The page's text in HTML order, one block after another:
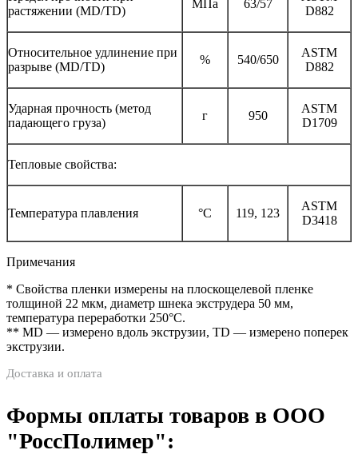
растяжении (MD/TD)
МПа 63/57
D882
Относительное удлинение при
разрыве (MD/TD)
% 540/650
ASTM
D882
Ударная прочность (метод
падающего груза)
г 950
ASTM
D1709
Тепловые свойства:
Температура плавления °С 119, 123
ASTM
D3418
Примечания
* Свойства пленки измерены на плоскощелевой пленке
толщиной 22 мкм, диаметр шнека экструдера 50 мм,
температура переработки 250°C.
** MD — измерено вдоль экструзии, TD — измерено поперек
экструзии.
Доставка и оплата
Формы оплаты товаров в ООО
"РоссПолимер":